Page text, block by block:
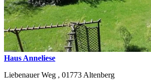
Haus Anneliese
Liebenauer Weg , 01773 Altenberg